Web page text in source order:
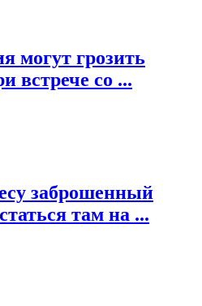
могут грозить
встрече со ...
заброшенный
там на ...